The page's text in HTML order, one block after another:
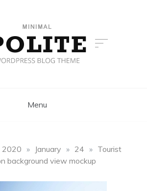
Menu
2020 » January » 24 » Tourist
background view mockup